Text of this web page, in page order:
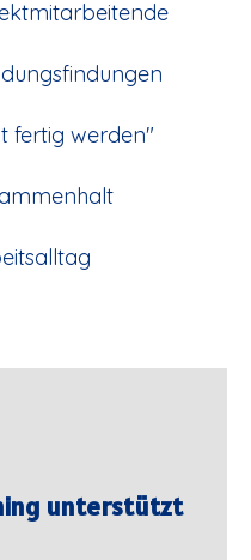
fertig werden"
unterstützt